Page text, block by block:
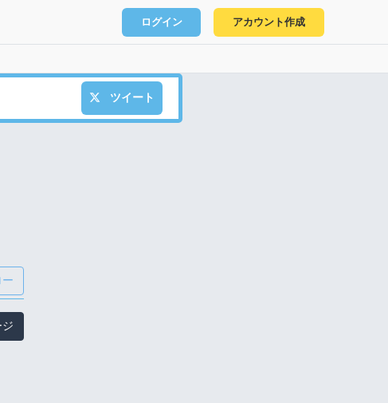
ログイン アカウント作成
ツイート